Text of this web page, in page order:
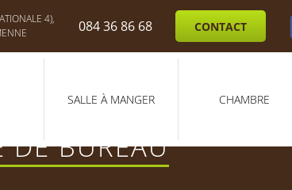
4),
084 36 86 68 CONTACT
SALLE À MANGER CHAMBRE
DE BUREAU